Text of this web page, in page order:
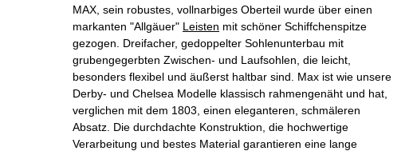
MAX, sein robustes, vollnarbiges Oberteil wurde über einen
markanten "Allgäuer" Leisten mit schöner Schiffchenspitze
gezogen. Dreifacher, gedoppelter Sohlenunterbau mit
grubengegerbten Zwischen- und Laufsohlen, die leicht,
besonders flexibel und äußerst haltbar sind. Max ist wie unsere
Derby- und Chelsea Modelle klassisch rahmengenäht und hat,
verglichen mit dem 1803, einen eleganteren, schmäleren
Absatz. Die durchdachte Konstruktion, die hochwertige
Verarbeitung und bestes Material garantieren eine lange